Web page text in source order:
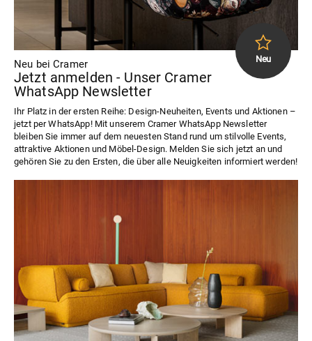
Neu bei Cramer
Jetzt anmelden - Unser Cramer
WhatsApp Newsletter
Ihr Platz in der ersten Reihe: Design-Neuheiten, Events und Aktionen –
jetzt per WhatsApp! Mit unserem Cramer WhatsApp Newsletter
bleiben Sie immer auf dem neuesten Stand rund um stilvolle Events,
attraktive Aktionen und Möbel-Design. Melden Sie sich jetzt an und
gehören Sie zu den Ersten, die über alle Neuigkeiten informiert werden!